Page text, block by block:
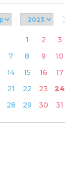
1 2
3
7 8 9
10
14 15 16
17
21 22 23
24
28 29 30 31